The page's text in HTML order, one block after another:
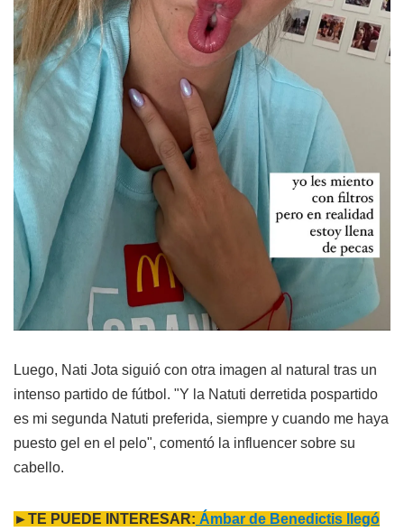
Luego, Nati Jota siguió con otra imagen al natural tras un
intenso partido de fútbol. "Y la Natuti derretida pospartido
es mi segunda Natuti preferida, siempre y cuando me haya
puesto gel en el pelo", comentó la influencer sobre su
cabello.
►TE PUEDE INTERESAR: Ámbar de Benedictis llegó